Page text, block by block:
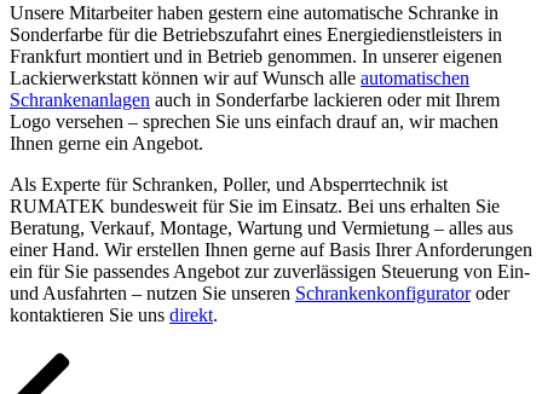
Unsere Mitarbeiter haben gestern eine automatische Schranke in
Sonderfarbe für die Betriebszufahrt eines Energiedienstleisters in
Frankfurt montiert und in Betrieb genommen. In unserer eigenen
Lackierwerkstatt können wir auf Wunsch alle automatischen
Schrankenanlagen auch in Sonderfarbe lackieren oder mit Ihrem
Logo versehen – sprechen Sie uns einfach drauf an, wir machen
Ihnen gerne ein Angebot.
Als Experte für Schranken, Poller, und Absperrtechnik ist
RUMATEK bundesweit für Sie im Einsatz. Bei uns erhalten Sie
Beratung, Verkauf, Montage, Wartung und Vermietung – alles aus
einer Hand. Wir erstellen Ihnen gerne auf Basis Ihrer Anforderungen
ein für Sie passendes Angebot zur zuverlässigen Steuerung von Ein-
und Ausfahrten – nutzen Sie unseren Schrankenkonfiguratoroder
kontaktieren Sie uns direkt.